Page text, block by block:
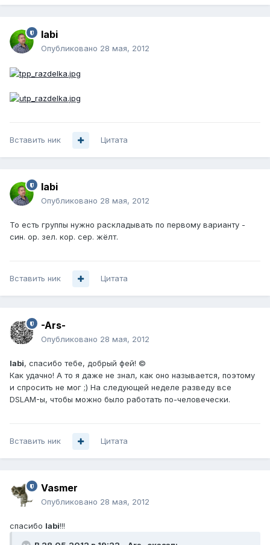
labi
Опубликовано 28 мая, 2012
Вставить ник Цитата
labi
Опубликовано 28 мая, 2012
То есть группы нужно раскладывать по первому варианту -
син. ор. зел. кор. сер. жёлт.
Вставить ник Цитата
-Ars-
Опубликовано 28 мая, 2012
labi, спасибо тебе, добрый фей! ©
Как удачно! А то я даже не знал, как оно называется, поэтому
и спросить не мог ;) На следующей неделе разведу все
DSLAM-ы, чтобы можно было работать по-человечески.
Вставить ник Цитата
Vasmer
Опубликовано 28 мая, 2012
спасибо labi!!!